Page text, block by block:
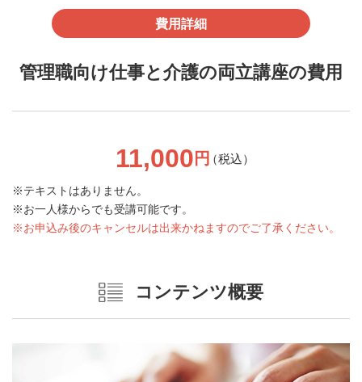
費用詳細
管理職向け仕事と介護の両立講座の費用
11,000 円（税込）
テキストはありません。
お一人様からでも受講可能です。
お申込み後のキャンセルは出来かねますのでご了承ください。
コンテンツ概要